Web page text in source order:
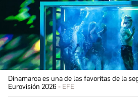
Dinamarca es una de las favoritas de la
Eurovisión 2026
EFE